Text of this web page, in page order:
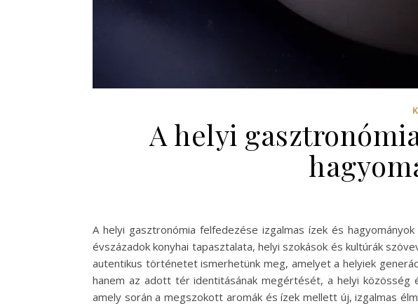
A helyi
A helyi gasztronómia felfedezése izgalmas ízek és
évszázadok konyhai tapasztalata, helyi szokások és kultúrák
autentikus történetet ismerhetünk meg, amelyet a helyiek
hanem az adott tér identitásának megértését, a helyi közösség
amely során a megszokott aromák és ízek mellett új, izgalmas